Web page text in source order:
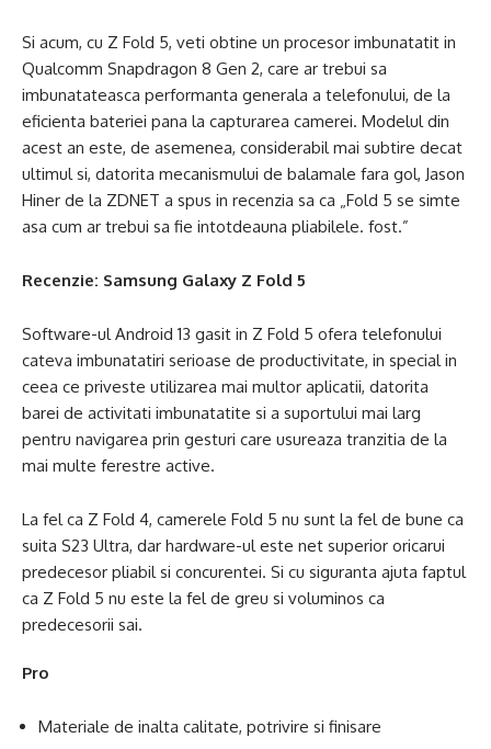
Si acum, cu Z Fold 5, veti obtine un procesor imbunatatit in
Qualcomm Snapdragon 8 Gen 2, care ar trebui sa
imbunatateasca performanta generala a telefonului, de la
eficienta bateriei pana la capturarea camerei. Modelul din
acest an este, de asemenea, considerabil mai subtire decat
ultimul si, datorita mecanismului de balamale fara gol, Jason
Hiner de la ZDNET a spus in recenzia sa ca „Fold 5 se simte
asa cum ar trebui sa fie intotdeauna pliabilele. fost.”
Recenzie: Samsung Galaxy Z Fold 5
Software-ul Android 13 gasit in Z Fold 5 ofera telefonului
cateva imbunatatiri serioase de productivitate, in special in
ceea ce priveste utilizarea mai multor aplicatii, datorita
barei de activitati imbunatatite si a suportului mai larg
pentru navigarea prin gesturi care usureaza tranzitia de la
mai multe ferestre active.
La fel ca Z Fold 4, camerele Fold 5 nu sunt la fel de bune ca
suita S23 Ultra, dar hardware-ul este net superior oricarui
predecesor pliabil si concurentei. Si cu siguranta ajuta faptul
ca Z Fold 5 nu este la fel de greu si voluminos ca
predecesorii sai.
Pro
Materiale de inalta calitate, potrivire si finisare